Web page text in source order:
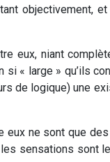
objectivement,
eux, niant
si « large » qu’ils
de logique) une
eux ne sont que
sensations sont